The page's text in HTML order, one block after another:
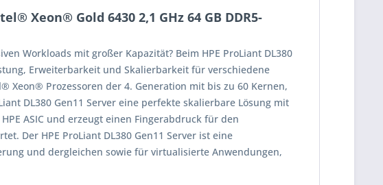
Xeon® Gold 6430 2,1 GHz 64 GB DDR5-
Workloads mit großer Kapazität? Beim HPE ProLiant DL380
Erweiterbarkeit und Skalierbarkeit für verschiedene
Prozessoren der 4. Generation mit bis zu 60 Kernen,
DL380 Gen11 Server eine perfekte skalierbare Lösung mit
ASIC und erzeugt einen Fingerabdruck für den
Der HPE ProLiant DL380 Gen11 Server ist eine
und dergleichen sowie für virtualisierte Anwendungen,